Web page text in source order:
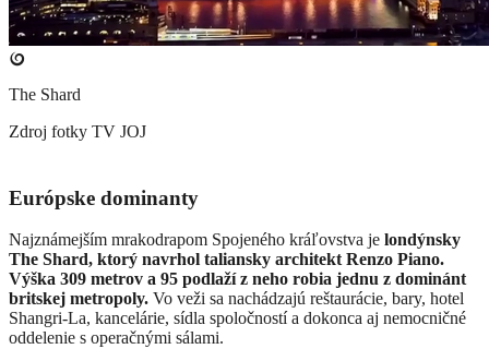
The Shard
Zdroj fotky TV JOJ
Európske dominanty
Najznámejším mrakodrapom Spojeného kráľovstva je londýnsky
The Shard, ktorý navrhol taliansky architekt Renzo Piano.
Výška 309 metrov a 95 podlaží z neho robia jednu z dominánt
britskej metropoly. Vo veži sa nachádzajú reštaurácie, bary, hotel
Shangri-La, kancelárie, sídla spoločností a dokonca aj nemocničné
oddelenie s operačnými sálami.